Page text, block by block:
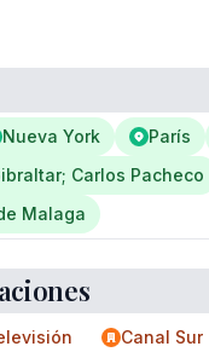
Nueva York París
Carlos Pacheco
Malaga
Canal Sur